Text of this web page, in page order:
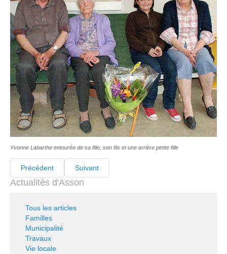
Yvonne Labarthe entourée de sa fille, son fils et une arrière petite fille
Précédent Suivant
Actualités d'Asson
Tous les articles
Familles
Municipalité
Travaux
Vie locale